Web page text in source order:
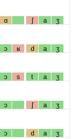
ɑ ʃ a ʒ
ɔ ʁ d a ʒ
ɔ s t a ʒ
ɔ ʃ a ʒ
ɔ d a ʒ